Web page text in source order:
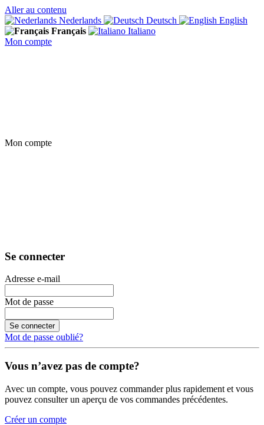
Aller au contenu
Nederlands
Deutsch
English
Français
Italiano
Mon compte
Mon compte
Se connecter
Adresse e-mail
Mot de passe
Se connecter
Mot de passe oublié?
Vous n’avez pas de compte?
Avec un compte, vous pouvez commander plus rapidement et vous
pouvez consulter un aperçu de vos commandes précédentes.
Créer un compte